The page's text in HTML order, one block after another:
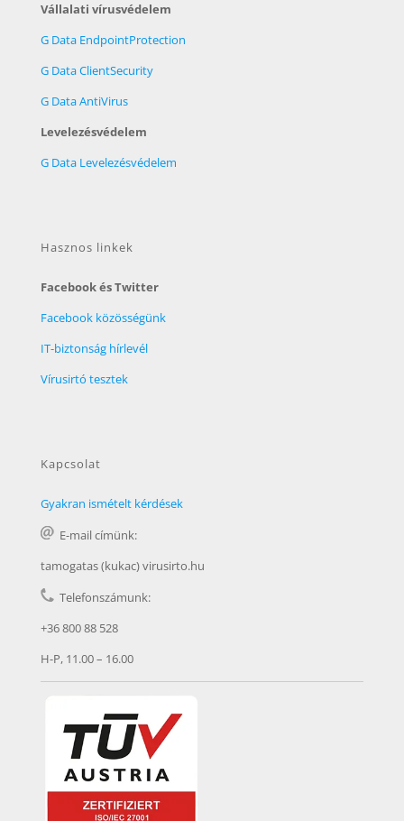
Vállalati vírusvédelem
G Data EndpointProtection
G Data ClientSecurity
G Data AntiVirus
Levelezésvédelem
G Data Levelezésvédelem
Hasznos linkek
Facebook és Twitter
Facebook közösségünk
IT-biztonság hírlevél
Vírusirtó tesztek
Kapcsolat
Gyakran ismételt kérdések
E-mail címünk:
tamogatas (kukac) virusirto.hu
Telefonszámunk:
+36 800 88 528
H-P, 11.00 – 16.00